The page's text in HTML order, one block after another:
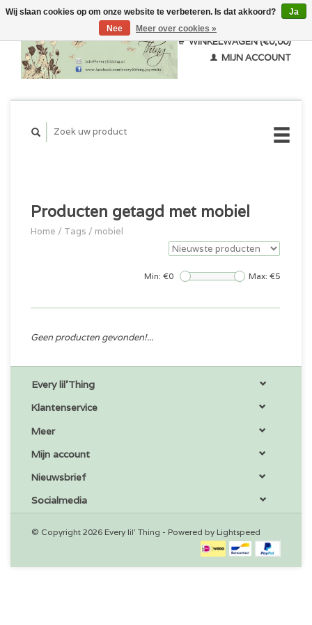
WINKELWAGEN (€0,00)
MIJN ACCOUNT
Producten getagd met mobiel
Home / Tags / mobiel
Min: €0 Max: €5
Geen producten gevonden!...
Every lil'Thing
Klantenservice
Meer
Mijn account
Nieuwsbrief
Socialmedia
© Copyright 2026 Every lil' Thing - Powered by Lightspeed
Wij slaan cookies op om onze website te verbeteren. Is dat akkoord?
Ja
Nee
Meer over cookies »